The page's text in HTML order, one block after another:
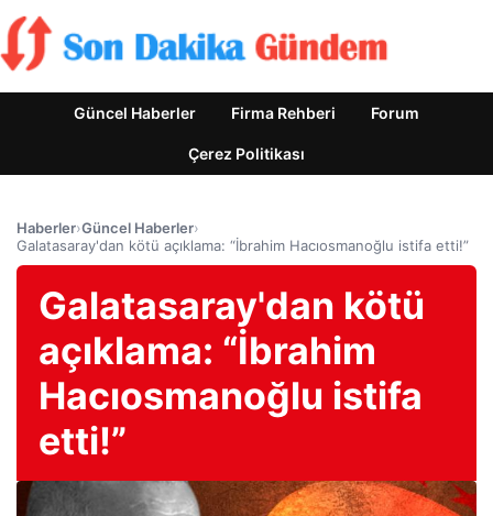
Güncel Haberler Firma Rehberi Forum
Çerez Politikası
Haberler›Güncel Haberler›
Galatasaray'dan kötü açıklama: “İbrahim Hacıosmanoğlu istifa etti!”
Galatasaray'dan kötü
açıklama: “İbrahim
Hacıosmanoğlu istifa
etti!”